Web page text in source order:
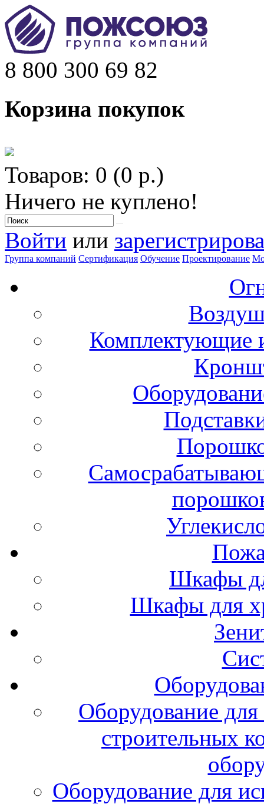
8 800 300 69 82
Корзина покупок
Товаров: 0 (0 р.)
Ничего не куплено!
Войти или
Группа компаний Сертификация Обучение Проектирование
Комплектующие
Шкафы
Шкафы для
Оборудование
строительных
Оборудование для